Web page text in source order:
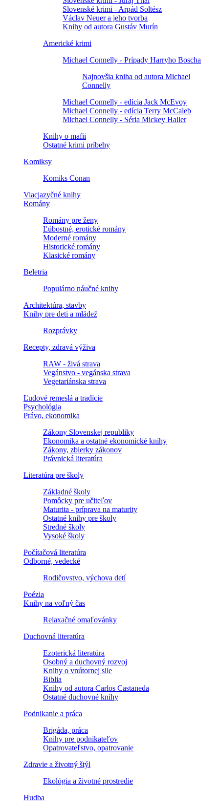
Slovenské krimi - Arpád Soltész
Václav Neuer a jeho tvorba
Knihy od autora Gustáv Murín
Americké krimi
Michael Connelly - Prípady Harryho Boscha
Najnovšia kniha od autora Michael
Connelly
Michael Connelly - edícia Jack McEvoy
Michael Connelly - edícia Terry McCaleb
Michael Connelly - Séria Mickey Haller
Knihy o mafii
Ostatné krimi príbehy
Komiksy
Komiks Conan
Viacjazyčné knihy
Romány
Romány pre ženy
Ľúbostné, erotické romány
Moderné romány
Historické romány
Klasické romány
Beletria
Populárno náučné knihy
Architektúra, stavby
Knihy pre deti a mládež
Rozprávky
Recepty, zdravá výživa
RAW - živá strava
Vegánstvo - vegánska strava
Vegetariánska strava
Ľudové remeslá a tradície
Psychológia
Právo, ekonomika
Zákony Slovenskej republiky
Ekonomika a ostatné ekonomické knihy
Zákony, zbierky zákonov
Právnická literatúra
Literatúra pre školy
Základné školy
Pomôcky pre učiteľov
Maturita - príprava na maturity
Ostatné knihy pre školy
Stredné školy
Vysoké školy
Počítačová literatúra
Odborné, vedecké
Rodičovstvo, výchova detí
Poézia
Knihy na voľný čas
Relaxačné omaľovánky
Duchovná literatúra
Ezoterická literatúra
Osobný a duchovný rozvoj
Knihy o vnútornej sile
Biblia
Knihy od autora Carlos Castaneda
Ostatné duchovné knihy
Podnikanie a práca
Brigáda, práca
Knihy pre podnikateľov
Opatrovateľstvo, opatrovanie
Zdravie a životný štýl
Ekológia a životné prostredie
Hudba